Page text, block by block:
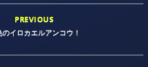
PREVIOUS
のイロカエルアンコウ！